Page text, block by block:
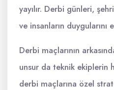
yayılır. Derbi günleri,
ve insanların duygularını
Derbi maçlarının
unsur da teknik ekiplerin
derbi maçlarına özel